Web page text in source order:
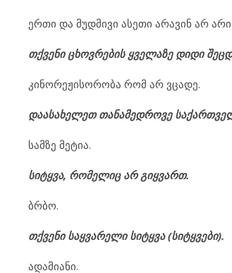
ერთი და მუდმივი ასეთი არავინ არ
თქვენი ცხოვრების ყველაზე დიდი
კინორეჟისორობა რომ არ ვცადე.
დაასახელეთ თანამედროვე
სამზე მეტია.
სიტყვა, რომელიც არ გიყვართ.
ბრბო.
თქვენი საყვარელი სიტყვა (სიტყვები).
ადამიანი.